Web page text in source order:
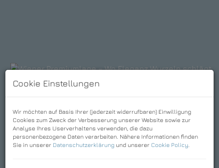
Download Expose
Cookie Einstellungen
Wir möchten auf Basis Ihrer (jederzeit widerrufbaren) Einwilligung
Cookies zum Zweck der Verbesserung unserer Website sowie zur
Analyse Ihres Userverhaltens verwenden, die dazu
personenbezogene Daten verarbeiten. Nähere Informationen finden
Sie in unserer Datenschutzerklärung und unserer Cookie Policy